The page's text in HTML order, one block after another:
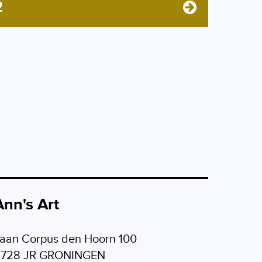
Art
Corpus den Hoorn 100
JR GRONINGEN